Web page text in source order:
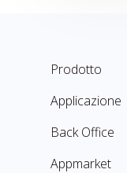
Prodotto
Applicazione
Back Office
Appmarket